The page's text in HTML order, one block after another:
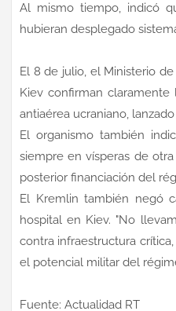
Al mismo tiempo, indicó
hubieran desplegado
El 8 de julio, el Ministerio
Kiev confirman
antiaérea ucraniano,
El organismo también
siempre en vísperas de
posterior financiación del
El Kremlin también negó
hospital en Kiev. "No
contra infraestructura
el potencial militar del
Fuente: Actualidad RT